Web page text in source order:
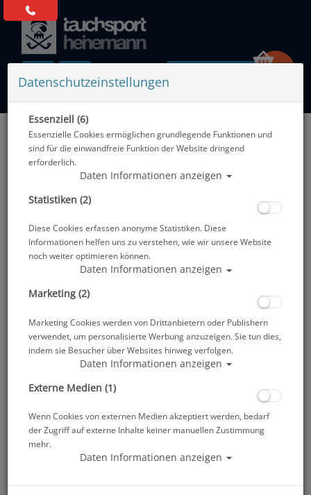
Alle Artikel zeigen aus: Tauchcomputer mit Gasintegration & Sender
Datenschutzeinstellungen
Essenziell (6)
Essenzielle Cookies ermöglichen grundlegende Funktionen und
sind für die einwandfreie Funktion der Website dringend
erforderlich.
Daten Informationen anzeigen
Statistiken (2)
Diese Cookies erfassen anonyme Statistiken. Diese
Informationen helfen uns zu verstehen, wie wir unsere Website
noch weiter optimieren können.
Daten Informationen anzeigen
Marketing (2)
Marketing Cookies werden von Drittanbietern oder Publishern
verwendet, um personalisierte Werbung anzuzeigen. Sie tun dies,
indem sie Besucher über Websites hinweg verfolgen.
Daten Informationen anzeigen
Externe Medien (1)
Wenn Cookies von externen Medien akzeptiert werden, bedarf
der Zugriff auf externe Inhalte keiner manuellen Zustimmung
mehr.
Daten Informationen anzeigen